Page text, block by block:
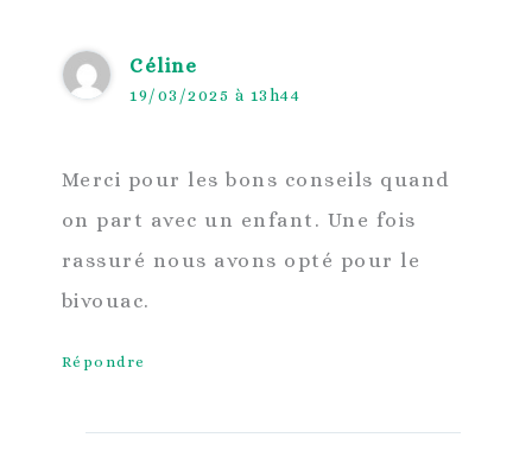
Céline
19/03/2025 à 13h44
Merci pour les bons conseils quand
on part avec un enfant. Une fois
rassuré nous avons opté pour le
bivouac.
Répondre